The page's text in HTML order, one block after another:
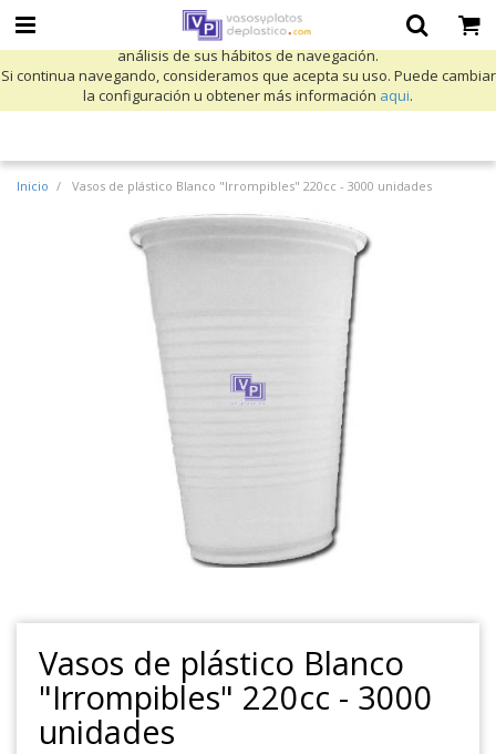
Utilizamos cookies propias y de terceros para mejorar nuestros servicios
y mostrarle publicidad relacionada con sus preferencias mediante el
análisis de sus hábitos de navegación.
Si continua navegando, consideramos que acepta su uso. Puede cambiar
la configuración u obtener más información aqui.
Inicio Vasos de plástico Blanco "Irrompibles" 220cc - 3000 unidades
Vasos de plástico Blanco
"Irrompibles" 220cc - 3000
unidades